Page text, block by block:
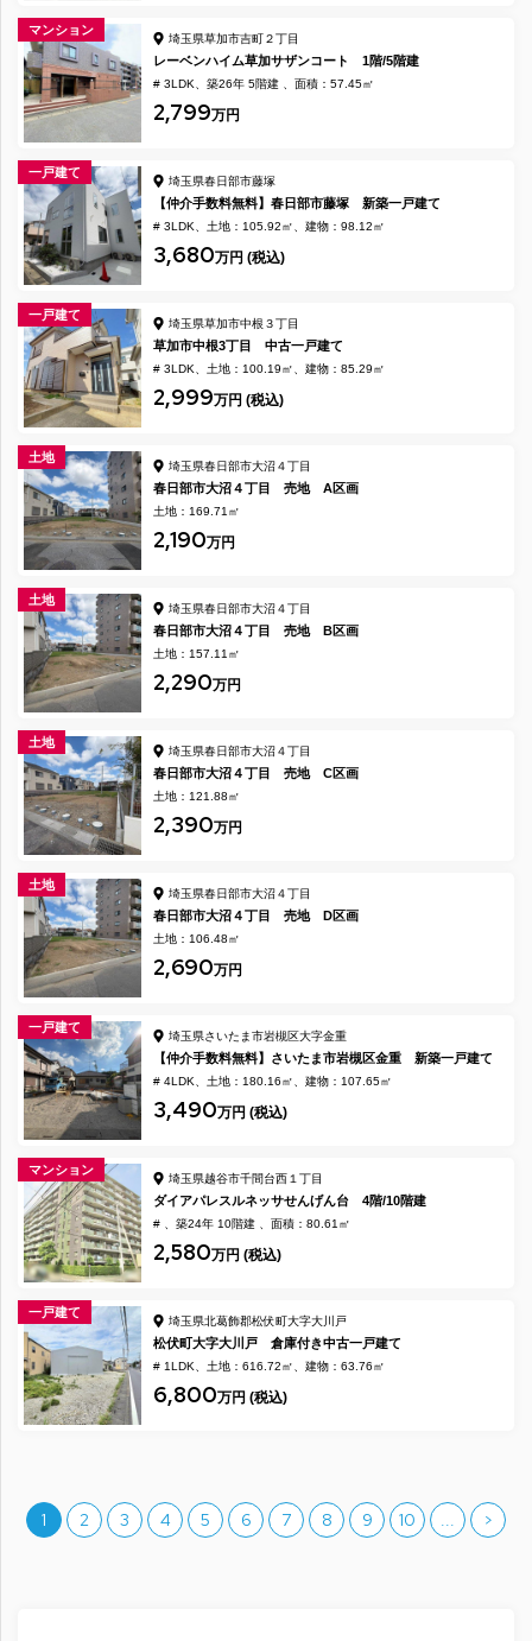
マンション
埼玉県草加市吉町２丁目
レーベンハイム草加サザンコート 1階/5階建
# 3LDK 築26年 5階建 面積：57.45㎡
2,799万円
一戸建て
埼玉県春日部市藤塚
【仲介手数料無料】春日部市藤塚 新築一戸建て
# 3LDK 土地：105.92㎡ 建物：98.12㎡
3,680万円 (税込)
一戸建て
埼玉県草加市中根３丁目
草加市中根3丁目 中古一戸建て
# 3LDK 土地：100.19㎡ 建物：85.29㎡
2,999万円 (税込)
土地
埼玉県春日部市大沼４丁目
春日部市大沼４丁目 売地 A区画
土地：169.71㎡
2,190万円
土地
埼玉県春日部市大沼４丁目
春日部市大沼４丁目 売地 B区画
土地：157.11㎡
2,290万円
土地
埼玉県春日部市大沼４丁目
春日部市大沼４丁目 売地 C区画
土地：121.88㎡
2,390万円
土地
埼玉県春日部市大沼４丁目
春日部市大沼４丁目 売地 D区画
土地：106.48㎡
2,690万円
一戸建て
埼玉県さいたま市岩槻区大字金重
【仲介手数料無料】さいたま市岩槻区金重 新築一戸建て
# 4LDK 土地：180.16㎡ 建物：107.65㎡
3,490万円 (税込)
マンション
埼玉県越谷市千間台西１丁目
ダイアパレスルネッサせんげん台 4階/10階建
# 築24年 10階建 面積：80.61㎡
2,580万円 (税込)
一戸建て
埼玉県北葛飾郡松伏町大字大川戸
松伏町大字大川戸 倉庫付き中古一戸建て
# 1LDK 土地：616.72㎡ 建物：63.76㎡
6,800万円 (税込)
1 2 3 4 5 6 7 8 9 10 ... >